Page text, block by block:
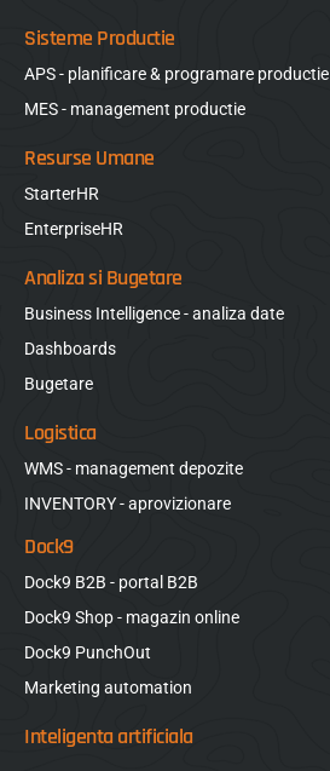
Sisteme Productie
APS - planificare & programare productie
MES - management productie
Resurse Umane
StarterHR
EnterpriseHR
Analiza si Bugetare
Business Intelligence - analiza date
Dashboards
Bugetare
Logistica
WMS - management depozite
INVENTORY - aprovizionare
Dock9
Dock9 B2B - portal B2B
Dock9 Shop - magazin online
Dock9 PunchOut
Marketing automation
Inteligenta artificiala